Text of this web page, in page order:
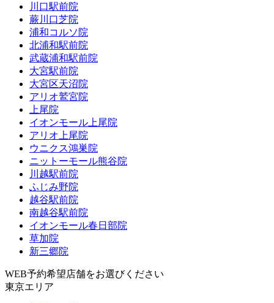
川口駅前院
蕨川口芝院
浦和コルソ院
北浦和駅前院
武蔵浦和駅前院
大宮駅前院
大宮区天沼院
アリオ鷲宮院
上尾院
イオンモール上尾院
アリオ上尾院
ウニクス鴻巣院
ニットーモール熊谷院
川越駅前院
ふじみ野院
越谷駅前院
南越谷駅前院
イオンモール春日部院
草加院
新三郷院
WEB予約希望店舗をお選びください
東京エリア